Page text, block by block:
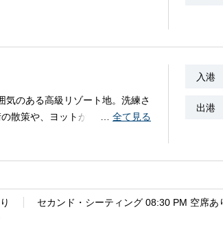
のある高級リゾート地。洗練さ
散策や、ヨットが点在する運河
全て見る
入港
出港
セカンド・シーティング 08:30 PM 空席あ